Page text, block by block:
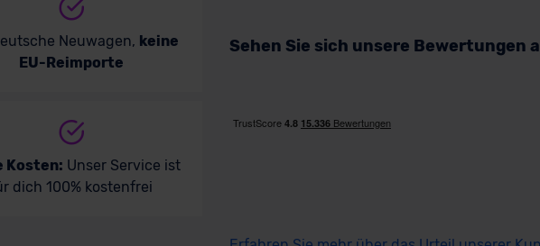
Neuwagen, keine
EU-Reimporte
Kosten: Unser Service ist
dich 100% kostenfrei
Sehen Sie sich unsere Bewertungen